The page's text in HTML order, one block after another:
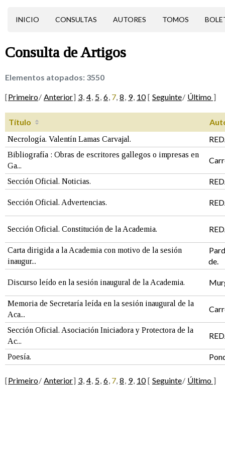
INICIO CONSULTAS AUTORES TOMOS
Consulta deArtigos
Elementos atopados: 3550
[Primeiro/ Anterior] 3, 4, 5, 6, 7, 8, 9, 10 [ Seguinte/ Último ]
Título
Necrología. Valentín Lamas Carvajal.
Bibliografía : Obras de escritores gallegos o impresas en
Ga...
Sección Oficial. Noticias.
Sección Oficial. Advertencias.
Sección Oficial. Constitución de la Academia.
Carta dirigida a la Academia con motivo de la sesión
inaugur...
de.
Discurso leído en la sesión inaugural de la Academia.
Memoria de Secretaría leída en la sesión inaugural de la
Aca...
Sección Oficial. Asociación Iniciadora y Protectora de la
Ac...
Poesía.
[Primeiro/ Anterior] 3, 4, 5, 6, 7, 8, 9, 10 [ Seguinte/ Último ]